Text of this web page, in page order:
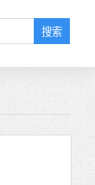
搜索